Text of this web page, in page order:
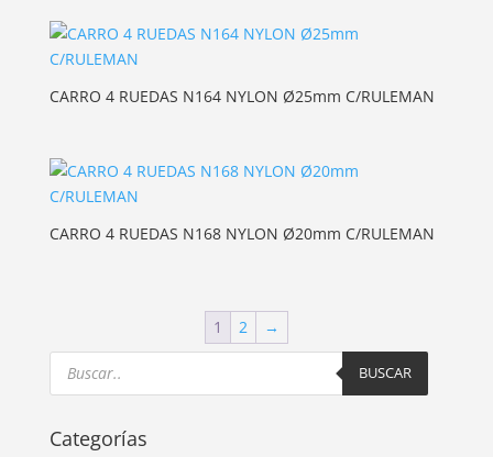
CARRO 4 RUEDAS N164 NYLON Ø25mm C/RULEMAN
CARRO 4 RUEDAS N168 NYLON Ø20mm C/RULEMAN
1 2
→
Products
search BUSCAR
Categorías